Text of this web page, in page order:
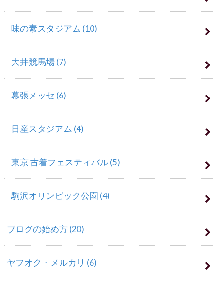
味の素スタジアム (10)
大井競馬場(7)
幕張メッセ (6)
日産スタジアム (4)
東京 古着フェスティバル(5)
駒沢オリンピック公園 (4)
ブログの始め方(20)
ヤフオク・メルカリ (6)